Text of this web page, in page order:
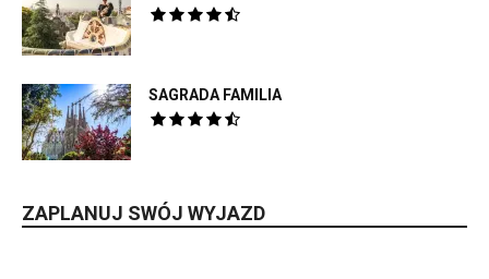
SAGRADA FAMILIA
ZAPLANUJ SWÓJ WYJAZD